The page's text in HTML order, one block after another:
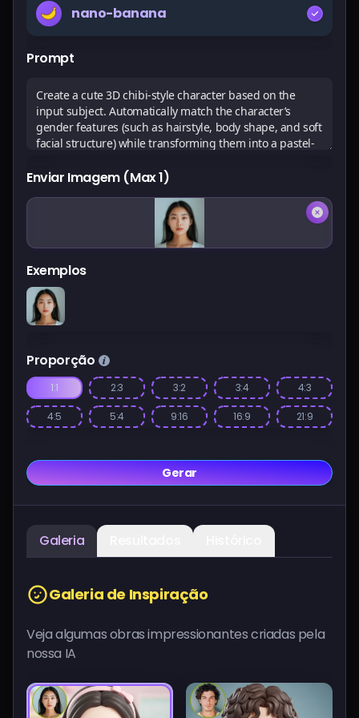
Preços
nano-banana
Prompt
Enviar Imagem (Max 1)
Exemplos
Proporção
1:1 2:3 3:2 3:4 4:3
4:5 5:4 9:16 16:9 21:9
Gerar
Galeria
Galeria de Inspiração
Veja algumas obras impressionantes criadas pela
nossa IA